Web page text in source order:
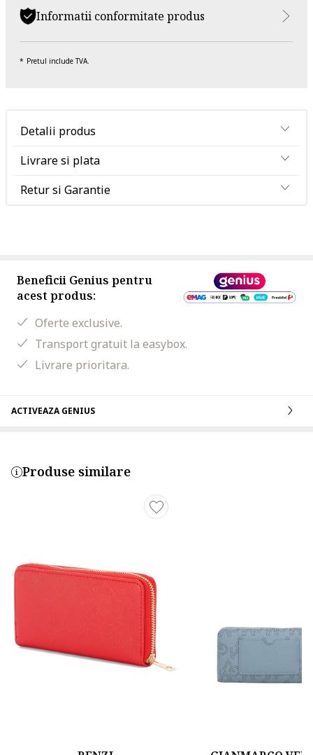
Informatii conformitate produs
Pretul include TVA.
Detalii produs
Livrare si plata
Retur si Garantie
Beneficii Genius pentru
acest produs:
Oferte exclusive.
Transport gratuit la easybox.
Livrare prioritara.
ACTIVEAZA GENIUS
Produse similare